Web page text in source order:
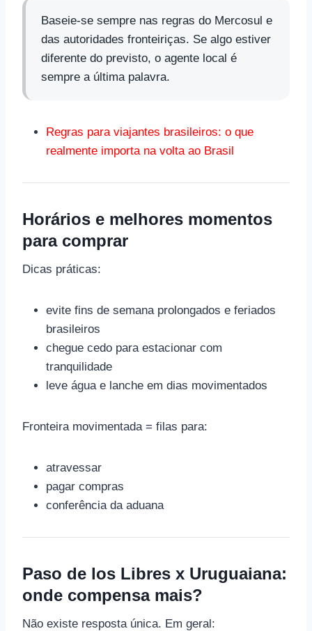
Baseie-se sempre nas regras do Mercosul e
das autoridades fronteiriças. Se algo estiver
diferente do previsto, o agente local é
sempre a última palavra.
Regras para viajantes brasileiros: o que
realmente importa na volta ao Brasil
Horários e melhores momentos
para comprar
Dicas práticas:
evite fins de semana prolongados e feriados
brasileiros
chegue cedo para estacionar com
tranquilidade
leve água e lanche em dias movimentados
Fronteira movimentada = filas para:
atravessar
pagar compras
conferência da aduana
Paso de los Libres x Uruguaiana:
onde compensa mais?
Não existe resposta única. Em geral: